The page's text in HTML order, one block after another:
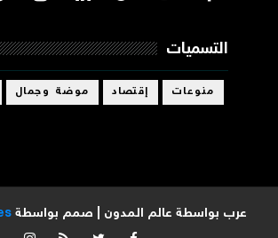
التسميات
منوعات إقتصاد موضة وجمال
عرب بواسطة عالم المدون | صمم بواسطة